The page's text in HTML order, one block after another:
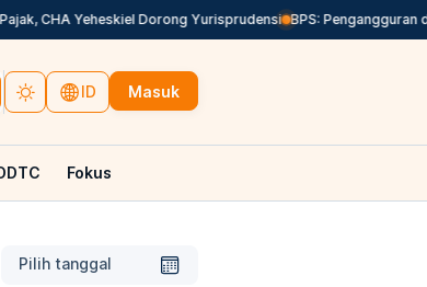
CHA Yeheskiel Dorong Yurisprudensi BPS: Pengangguran di
ID Masuk
Fokus
Pilih tanggal